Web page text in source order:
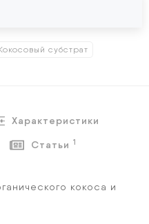
субстрат
Характеристики
Статьи 1
кокоса и